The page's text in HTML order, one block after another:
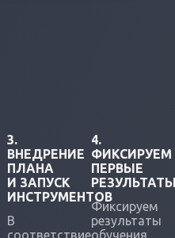
3.
ВНЕДРЕНИЕ
ПЛАНА
И ЗАПУСК
ИНСТРУМЕНТОВ
В
соответствие
4.
ФИКСИРУЕМ
ПЕРВЫЕ
Фиксируем
результаты
обучения